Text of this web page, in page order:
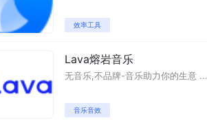
效率工具
Lava熔岩音乐
无音乐,不品牌-音乐助力你的生意 ...
音乐音效